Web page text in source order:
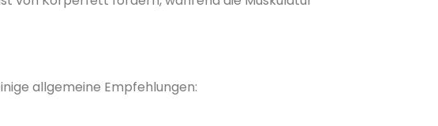
allgemeine Empfehlungen: